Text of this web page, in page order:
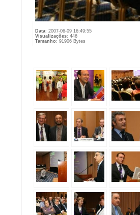
Data: 2007-06-09 16:49:55
Visualizações: 446
Tamanho: 91906 Bytes